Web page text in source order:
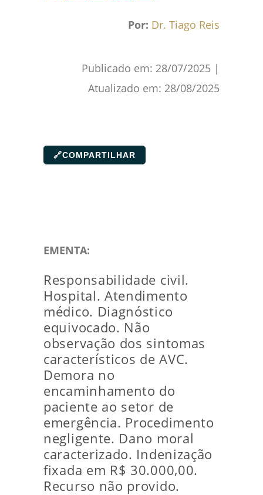
Por: Dr. Tiago Reis
Publicado em: 28/07/2025 |
Atualizado em: 28/08/2025
🔗COMPARTILHAR
EMENTA:
Responsabilidade civil.
Hospital. Atendimento
médico. Diagnóstico
equivocado. Não
observação dos sintomas
característicos de AVC.
Demora no
encaminhamento do
paciente ao setor de
emergência. Procedimento
negligente. Dano moral
caracterizado. Indenização
fixada em R$ 30.000,00.
Recurso não provido.